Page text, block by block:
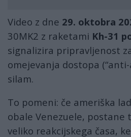
Video z dne 29. oktobra
30MK2 z raketami Kh-31
signalizira pripravljenost
omejevanja dostopa
silam.
To pomeni: če ameriška
obale Venezuele, postane
veliko reakcijskega časa,